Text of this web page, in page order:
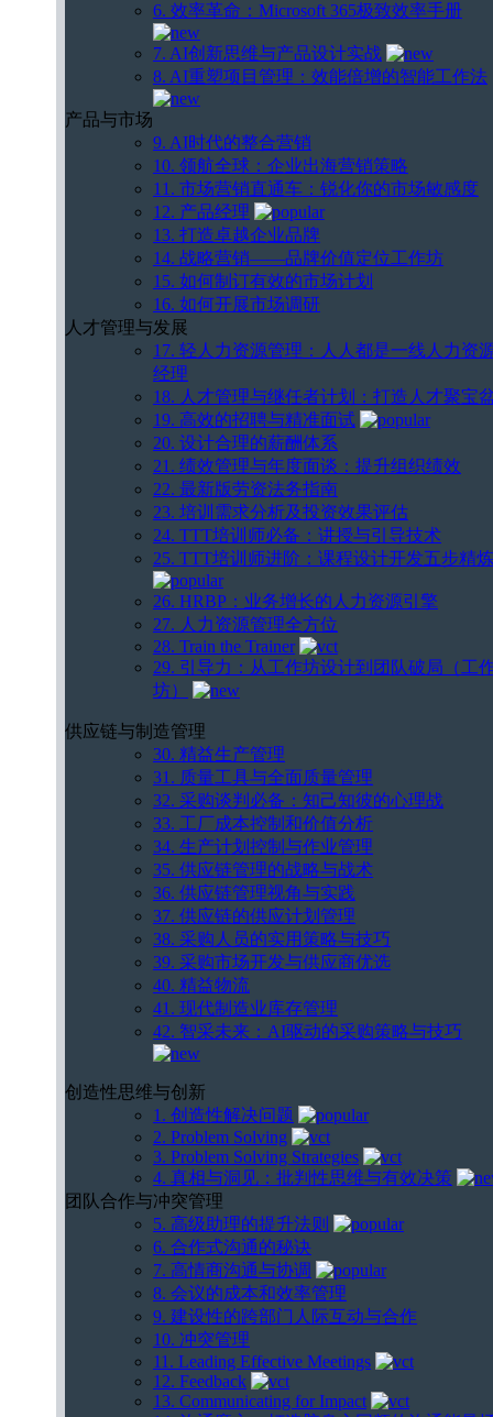
6. 效率革命：Microsoft 365极致效率手册
7. AI创新思维与产品设计实战
8. AI重塑项目管理：效能倍增的智能工作法
产品与市场
9. AI时代的整合营销
10. 领航全球：企业出海营销策略
11. 市场营销直通车：锐化你的市场敏感度
12. 产品经理
13. 打造卓越企业品牌
14. 战略营销——品牌价值定位工作坊
15. 如何制订有效的市场计划
16. 如何开展市场调研
人才管理与发展
17. 轻人力资源管理：人人都是一线人力资
经理
18. 人才管理与继任者计划：打造人才聚宝
19. 高效的招聘与精准面试
20. 设计合理的薪酬体系
21. 绩效管理与年度面谈：提升组织绩效
22. 最新版劳资法务指南
23. 培训需求分析及投资效果评估
24. TTT培训师必备：讲授与引导技术
25. TTT培训师进阶：课程设计开发五步精炼
26. HRBP：业务增长的人力资源引擎
27. 人力资源管理全方位
28. Train the Trainer
29. 引导力：从工作坊设计到团队破局（工
坊）
供应链与制造管理
30. 精益生产管理
31. 质量工具与全面质量管理
32. 采购谈判必备：知己知彼的心理战
33. 工厂成本控制和价值分析
34. 生产计划控制与作业管理
35. 供应链管理的战略与战术
36. 供应链管理视角与实践
37. 供应链的供应计划管理
38. 采购人员的实用策略与技巧
39. 采购市场开发与供应商优选
40. 精益物流
41. 现代制造业库存管理
42. 智采未来：AI驱动的采购策略与技巧
创造性思维与创新
1. 创造性解决问题
2. Problem Solving
3. Problem Solving Strategies
4. 真相与洞见：批判性思维与有效决策
团队合作与冲突管理
5. 高级助理的提升法则
6. 合作式沟通的秘诀
7. 高情商沟通与协调
8. 会议的成本和效率管理
9. 建设性的跨部门人际互动与合作
10. 冲突管理
11. Leading Effective Meetings
12. Feedback
13. Communicating for Impact